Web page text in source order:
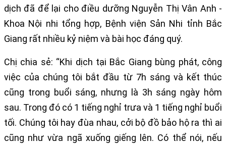
dịch đã để lại cho điều dưỡng Nguyễn Thị Vân Anh -
Khoa Nội nhi tổng hợp, Bệnh viện Sản Nhi tỉnh Bắc
Giang rất nhiều kỷ niệm và bài học đáng quý.
Chị chia sẻ: “Khi dịch tại Bắc Giang bùng phát, công
việc của chúng tôi bắt đầu từ 7h sáng và kết thúc
cũng trong buổi sáng, nhưng là 3h sáng ngày hôm
sau. Trong đó có 1 tiếng nghỉ trưa và 1 tiếng nghỉ buổi
tối. Chúng tôi hay đùa nhau, cởi bộ đồ bảo hộ ra thì ai
cũng như vừa ngã xuống giếng lên. Có thể nói, nếu